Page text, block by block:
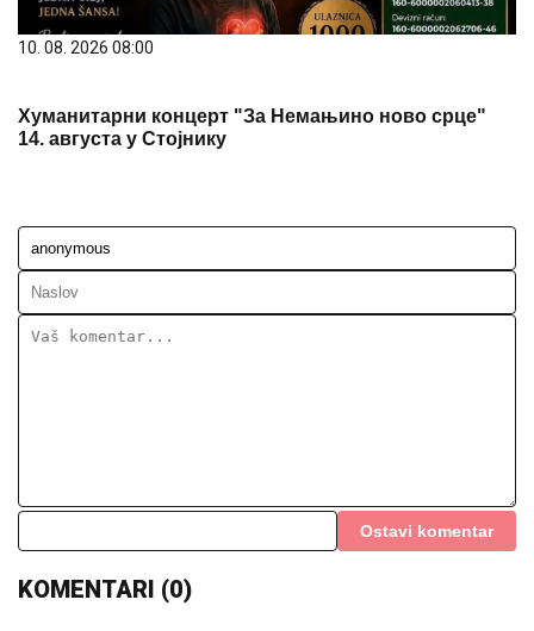
10. 08. 2026 08:00
Хуманитарни концерт "За Немањино ново срце"
14. августа у Стојнику
Ostavi komentar
KOMENTARI (0)